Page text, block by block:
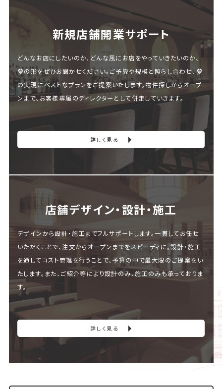
新規店舗開業サポート
どんなお店にしたいのか、どんな風にお店をやっていきたいのか、
夢の形をぜひお聞かせください。ご予算や規模と照らし合わせ、夢
の実現にベストなプランをご提案いたします。物件探しからオープ
ンまで、お客様専属のディレクターとして併走していきます。
詳しく見る
店舗デザイン・設計・施⼯
デザインから設計・施工までフルサポートします。一貫してお任せ
いただくことで、注文からオープンまでをスピーディに。設計・施工
を通してコスト管理を行うことで、予算の中で最大限のご提案をい
たします。また、ご紹介等により設計のみ、施工のみも承っておりま
す。
詳しく見る